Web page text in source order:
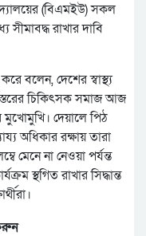
(বিএমইউ) সকল
সীমাবদ্ধ রাখার দাবি
বলেন, দেশের স্বাস্থ্য
চিকিৎসক সমাজ আজ
মুখোমুখি। দেয়ালে পিঠ
অধিকার রক্ষায় তারা
মেনে না নেওয়া পর্যন্ত
স্থগিত রাখার সিদ্ধান্ত